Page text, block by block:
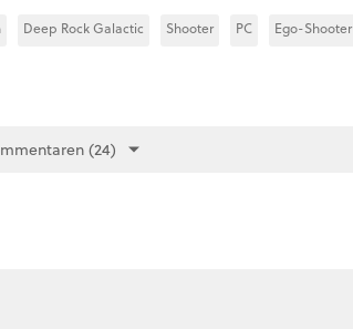
Deep Rock Galactic Shooter PC Ego-Shooter
(24)